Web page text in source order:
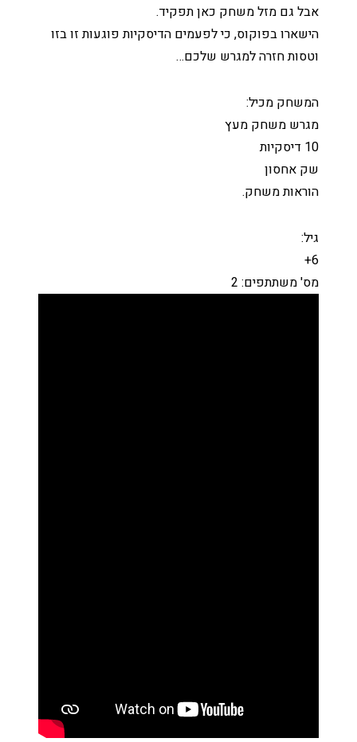
אבל גם מזל משחק כאן תפקיד.
הישארו בפוקוס, כי לפעמים הדיסקיות פוגעות זו בזו
וטסות חזרה למגרש שלכם…
המשחק מכיל:
מגרש משחק מעץ
10 דיסקיות
שק אחסון
הוראות משחק.
גיל:
6+
מס' משתתפים: 2